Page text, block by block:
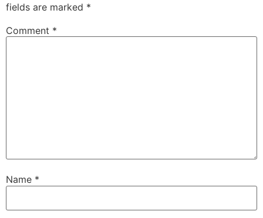
fields are marked *
Comment *
Name *